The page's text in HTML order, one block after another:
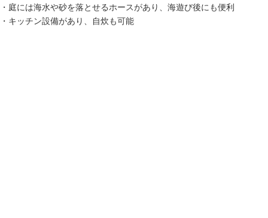
・庭には海水や砂を落とせるホースがあり、海遊び後にも便利
・キッチン設備があり、自炊も可能